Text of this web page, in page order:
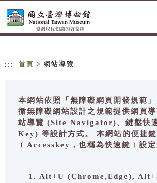
::: 首頁 > 網站導覽
本網站依照「無障礙網頁開發規範
循無障礙網站設計之規範提供網頁
站導覽 (Site Navigator)、鍵盤快
Key) 等設計方式。 本網站的便捷鍵
﹝Accesskey，也稱為快速鍵﹞設定
1. Alt+U (Chrome,Edge),